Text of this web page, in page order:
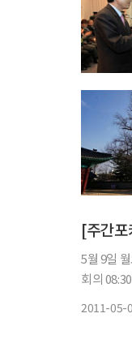
[주간
5월 9일 월요일 정치ㆍ외교 07:30 국방장관, 간
회의 08:30 외교1차관, 실국장회의 09:00 한나라당 최고위원회의 09:00 민주당 최고위원회의(영등포 당사) 09:30 자유선진당 최고
2011-05-